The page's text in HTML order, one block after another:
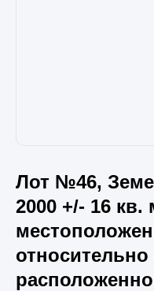
Лот №46,
2000 +/- 16 кв.